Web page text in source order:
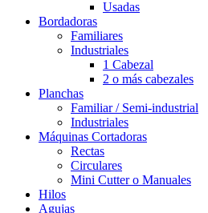
Usadas
Bordadoras
Familiares
Industriales
1 Cabezal
2 o más cabezales
Planchas
Familiar / Semi-industrial
Industriales
Máquinas Cortadoras
Rectas
Circulares
Mini Cutter o Manuales
Hilos
Agujas